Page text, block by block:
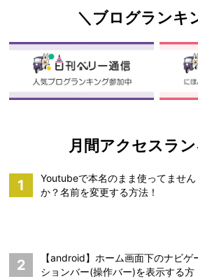
＼ブログランキ
月間アクセスラ
1
Youtubeで本名のまま使ってません
か？名前を変更する方法！
2
【android】ホーム画面下のナビゲ
ションバー(操作バー)を表示する方